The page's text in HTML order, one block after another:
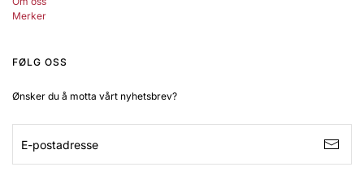
Merker
FØLG OSS
Ønsker du å motta vårt nyhetsbrev?